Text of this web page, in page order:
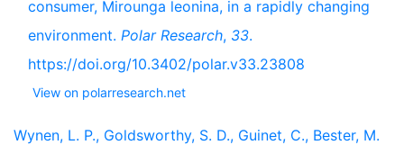
consumer, Mirounga leonina, in a rapidly changing
environment. Polar Research, 33.
https://doi.org/10.3402/polar.v33.23808
View on polarresearch.net
Wynen, L. P., Goldsworthy, S. D., Guinet, C., Bester, M.